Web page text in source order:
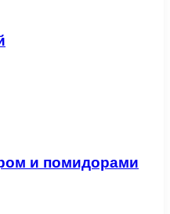
и помидорами